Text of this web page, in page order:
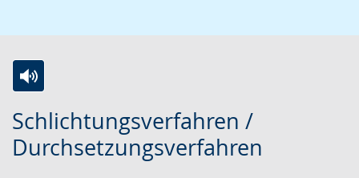
Schlichtungsverfahren /
Durchsetzungsverfahren
u
r
k
i
n